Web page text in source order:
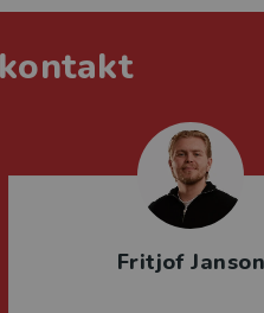
Fritjof Janson